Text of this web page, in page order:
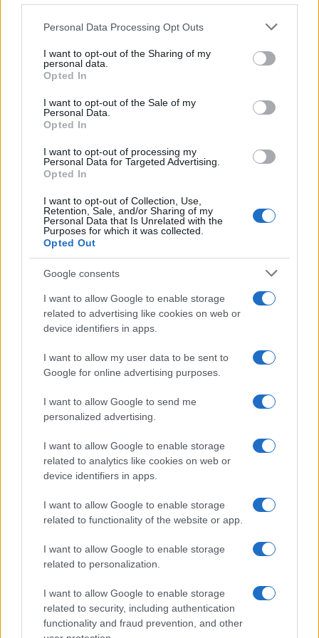
Personal Data Processing Opt Outs
I want to opt-out of the Sharing of my
personal data.
Opted In
I want to opt-out of the Sale of my
Personal Data.
Opted In
I want to opt-out of processing my
Personal Data for Targeted Advertising.
Opted In
I want to opt-out of Collection, Use,
Retention, Sale, and/or Sharing of my
Personal Data that Is Unrelated with the
Purposes for which it was collected.
Opted Out
Google consents
I want to allow Google to enable storage
related to advertising like cookies on web or
device identifiers in apps.
I want to allow my user data to be sent to
Google for online advertising purposes.
I want to allow Google to send me
personalized advertising.
I want to allow Google to enable storage
related to analytics like cookies on web or
device identifiers in apps.
I want to allow Google to enable storage
related to functionality of the website or app.
I want to allow Google to enable storage
related to personalization.
I want to allow Google to enable storage
related to security, including authentication
functionality and fraud prevention, and other
La recessione sembra ormai scontata
. Ieri, le
Reserve, a Jackson Hole, hanno aperto un baratro
nei mercati finanziari che ha trasformato la
giornata di borsa in un’ecatombe.
Alla fine della sedutasu 500 titoli del S&P solo in
cinquehanno chiuso in positivo (quadratini verdi
in mezzo al profondo rosso del mercato).
E non si è salvato alcun settore come vediamo da
quest’altro grafico:
Powell ha fatto intendere che i tassi saliranno
ancora, nonostante questo possa significare
andare incontro ad una recessione. Continuerà ad
avvicinerà al suoobiettivo a lungo termine del